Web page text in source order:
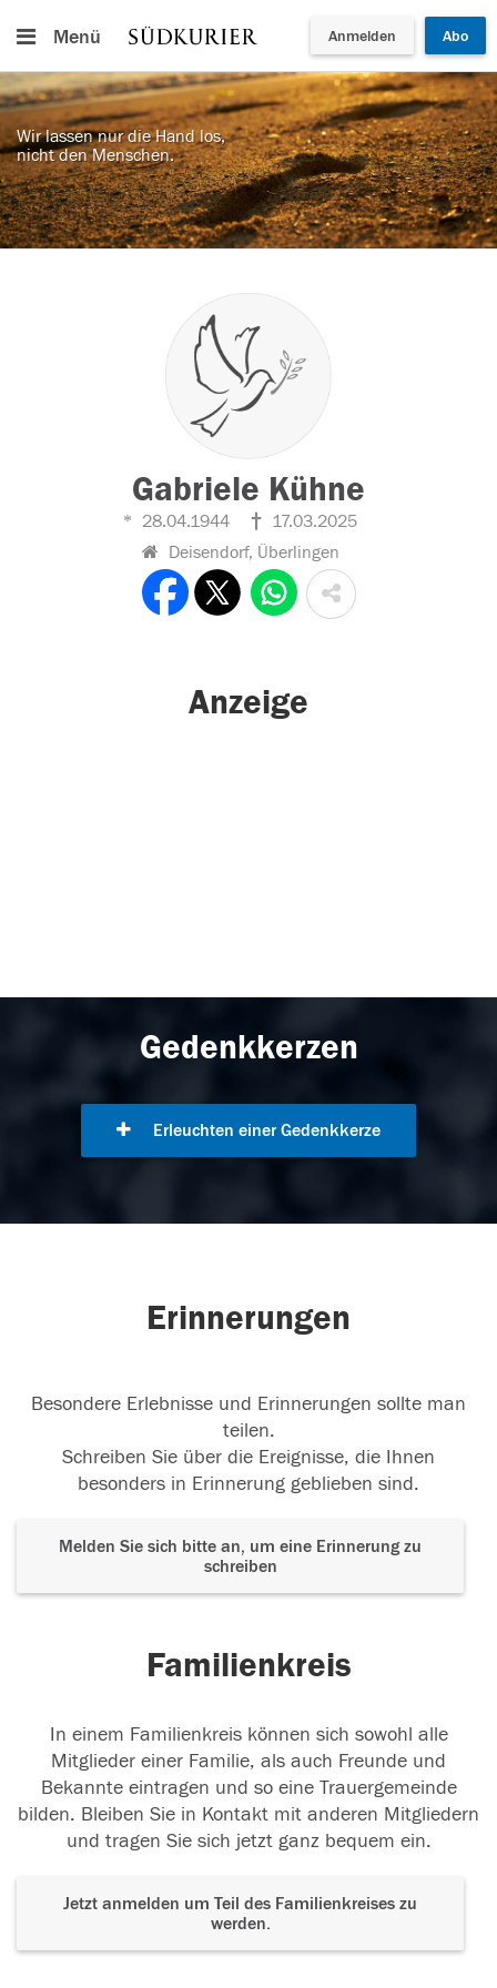
Menü Anmelden Abo
Wir lassen nur die Hand los,
nicht den Menschen.
Gabriele Kühne
28.04.1944
17.03.2025
Deisendorf, Überlingen
Anzeige
Gedenkkerzen
Erleuchten einer Gedenkkerze
Erinnerungen
Besondere Erlebnisse und Erinnerungen sollte man
teilen.
Schreiben Sie über die Ereignisse, die Ihnen
besonders in Erinnerung geblieben sind.
Melden Sie sich bitte an, um eine Erinnerung zu
schreiben
Familienkreis
In einem Familienkreis können sich sowohl alle
Mitglieder einer Familie, als auch Freunde und
Bekannte eintragen und so eine Trauergemeinde
bilden. Bleiben Sie in Kontakt mit anderen Mitgliedern
und tragen Sie sich jetzt ganz bequem ein.
Jetzt anmelden um Teil des Familienkreises zu
werden.